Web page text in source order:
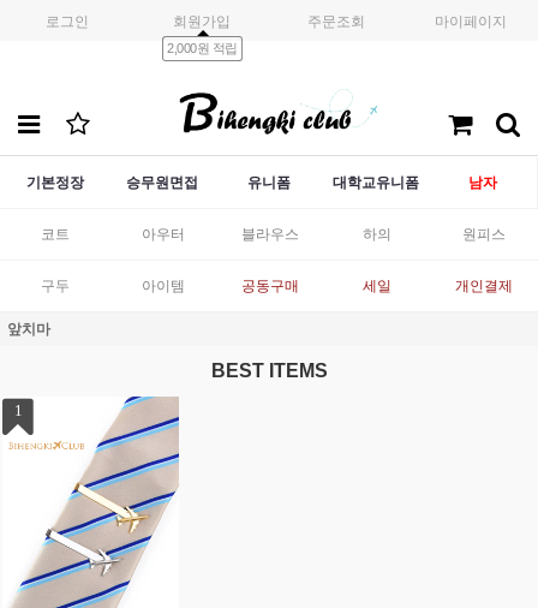
로그인 회원가입
2,000원 적립
주문조회 마이페이지
기본정장 승무원면접 유니폼 대학교유니폼 남자
코트 아우터 블라우스 하의 원피스
구두 아이템 공동구매 세일 개인결제
앞치마
BEST ITEMS
1